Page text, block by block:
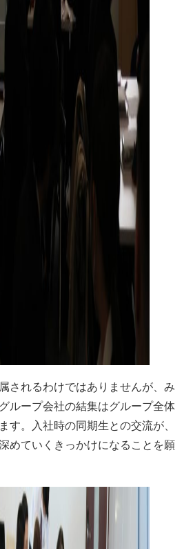
されるわけではありませんが、み
ループ会社の結集はグループ全体
す。入社時の同期生との交流が、
めていくきっかけになることを願